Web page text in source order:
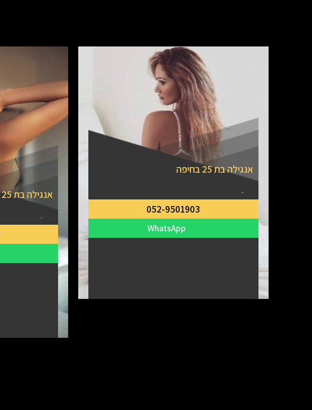
אנגילה בת 25 בחיפה
-
052-9501903
אנגילה בת 25 בקריות
-